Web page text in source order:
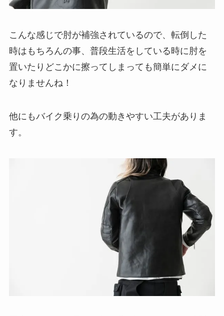
こんな感じで肘が補強されているので、転倒した
時はもちろんの事、普段生活をしている時に肘を
置いたりどこかに擦ってしまっても簡単にダメに
なりませんね！
他にもバイク乗りの為の動きやすい工夫がありま
す。